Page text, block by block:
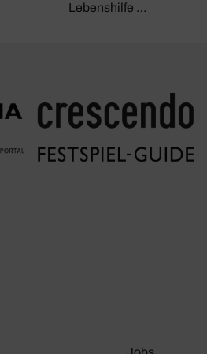
Lebenshilfe …